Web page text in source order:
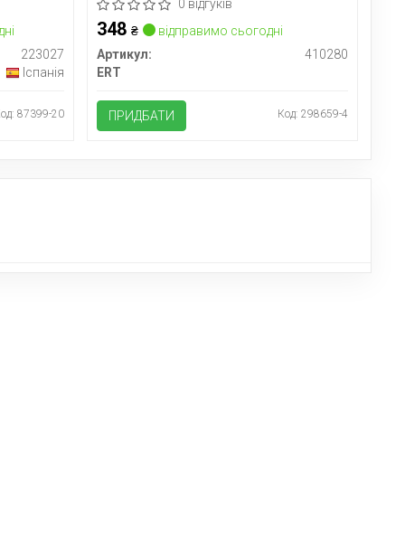
223027
Іспанія
87399-20
0 відгуків
348₴
відправимо сьогодні
Артикул:
410280
ERT
ПРИДБАТИ Код: 298659-4